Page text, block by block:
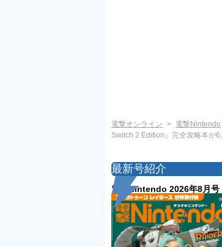
電撃オンライン 電撃Nintendo
Switch 2 Edition』完全攻略本が
最新号紹介
電撃Nintendo 2026年8月号